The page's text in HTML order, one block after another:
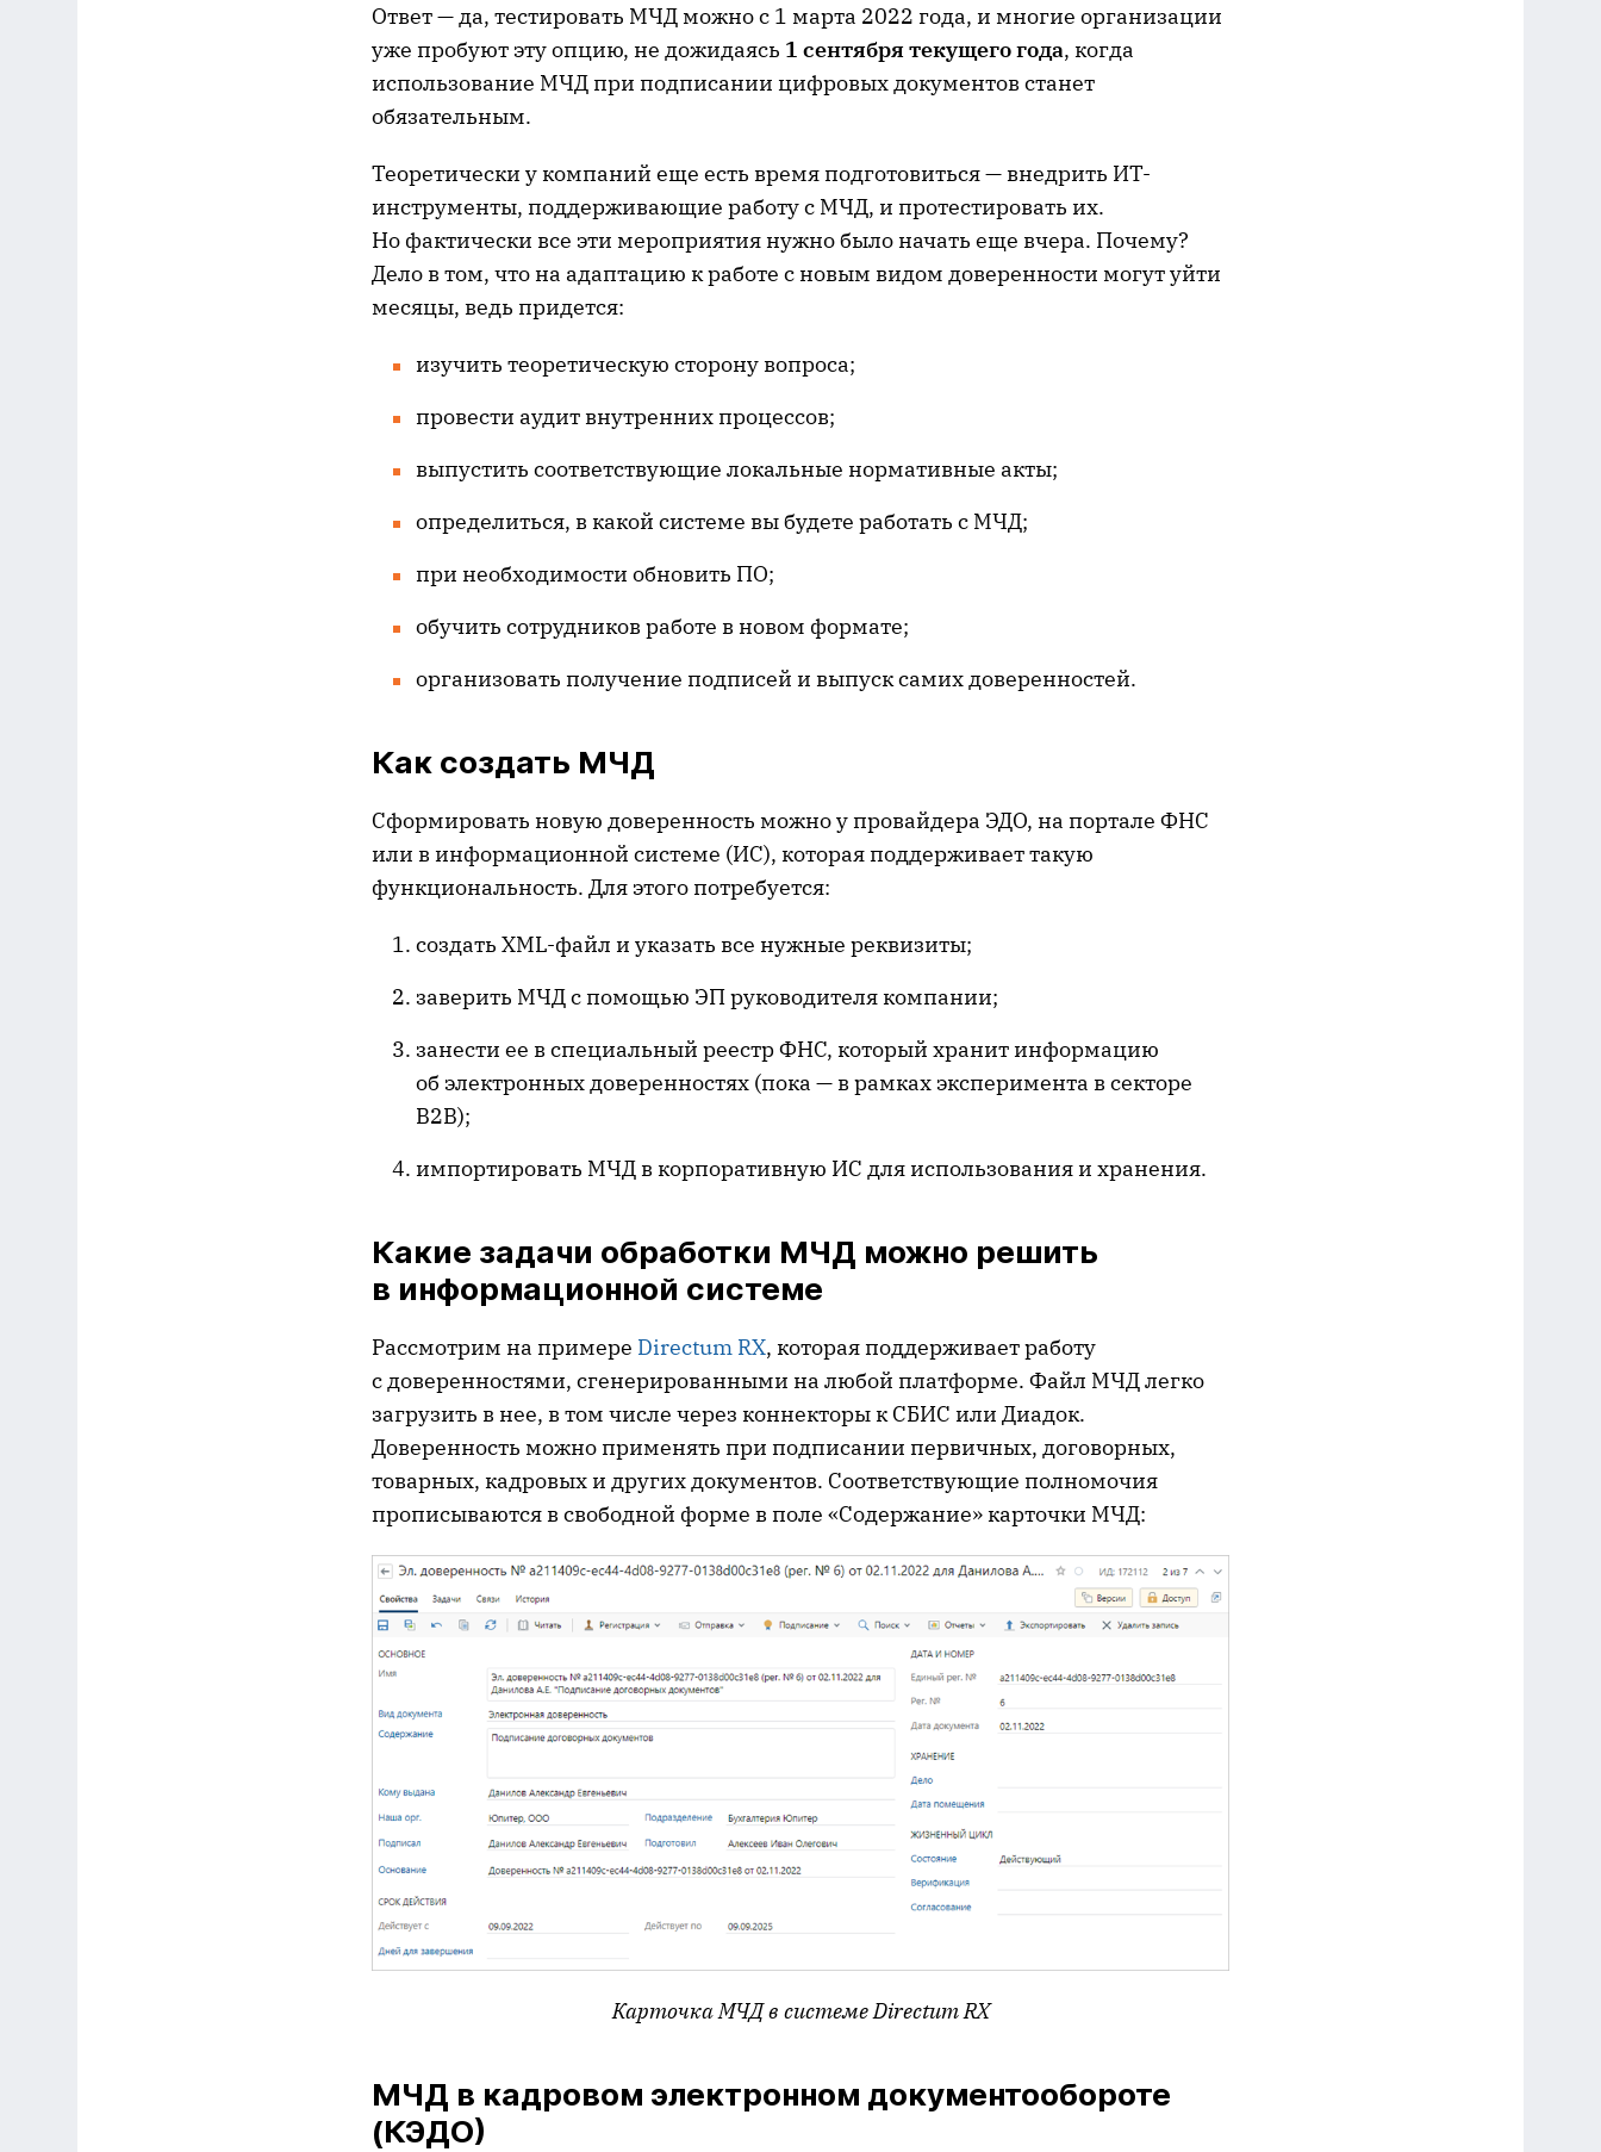
Ответ — да, тестировать МЧД можно с 1 марта 2022 года, и многие организации
уже пробуют эту опцию, не дожидаясь 1 сентября текущего года, когда
использование МЧД при подписании цифровых документов станет
обязательным.
Теоретически у компаний еще есть время подготовиться — внедрить ИТ-
инструменты, поддерживающие работу с МЧД, и протестировать их.
Но фактически все эти мероприятия нужно было начать еще вчера. Почему?
Дело в том, что на адаптацию к работе с новым видом доверенности могут уйти
месяцы, ведь придется:
изучить теоретическую сторону вопроса;
провести аудит внутренних процессов;
выпустить соответствующие локальные нормативные акты;
определиться, в какой системе вы будете работать с МЧД;
при необходимости обновить ПО;
обучить сотрудников работе в новом формате;
организовать получение подписей и выпуск самих доверенностей.
Как создать МЧД
Сформировать новую доверенность можно у провайдера ЭДО, на портале ФНС
или в информационной системе (ИС), которая поддерживает такую
функциональность. Для этого потребуется:
создать XML-файл и указать все нужные реквизиты;
заверить МЧД с помощью ЭП руководителя компании;
занести ее в специальный реестр ФНС, который хранит информацию
об электронных доверенностях (пока — в рамках эксперимента в секторе
B2B);
импортировать МЧД в корпоративную ИС для использования и хранения.
Какие задачи обработки МЧД можно решить
в информационной системе
Рассмотрим на примере Directum RX, которая поддерживает работу
с доверенностями, сгенерированными на любой платформе. Файл МЧД легко
загрузить в нее, в том числе через коннекторы к СБИС или Диадок.
Доверенность можно применять при подписании первичных, договорных,
товарных, кадровых и других документов. Соответствующие полномочия
прописываются в свободной форме в поле «Содержание» карточки МЧД:
Карточка МЧД в системеDirectumRX
МЧД в кадровом электронном документообороте
(КЭДО)